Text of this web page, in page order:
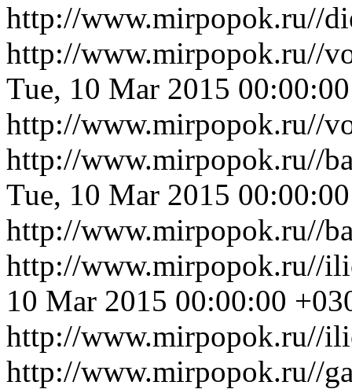
http://www.mirpopok.ru//
http://www.mirpopok.ru//
Tue, 10 Mar 2015
http://www.mirpopok.ru//
http://www.mirpopok.ru//
Tue, 10 Mar 2015
http://www.mirpopok.ru//
http://www.mirpopok.ru//
10 Mar 2015 00:00:00
http://www.mirpopok.ru//
http://www.mirpopok.ru//